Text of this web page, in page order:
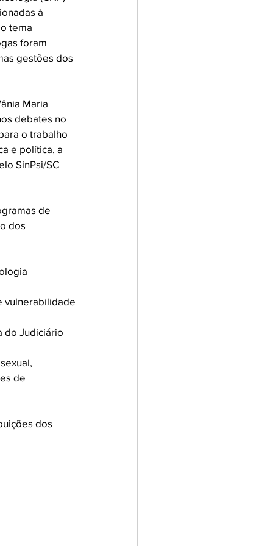
à
tema
foram
gestões dos
Maria
debates no
o trabalho
e política, a
SinPsi/SC
de
dos
vulnerabilidade
do Judiciário
de
dos